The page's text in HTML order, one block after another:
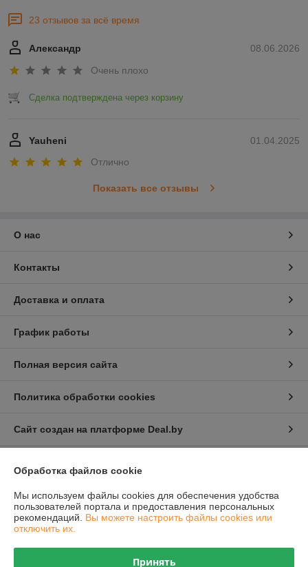
23 отзывов за всё время
08.06.2026
Александр
Очень плохо
Сделка подтверждена через корзину
01.04.2025
Yauheni
Отлично
Показать все отзывы
О нас
Контакты
Доставка и оплата
График работы
Полная версия сайта
Политика обработки cookies
Сайт создан на платформе Deal.by
Информация для покупателя
Юридическое лицо:Общество с ограниченной ответственностью
"Проектатек"
220090,г .Минск., ул.Олешева д.1
Обработка файлов cookie
Мы используем файлы cookies для обеспечения удобства
пользователей портала и предоставления персональных
рекомендаций. Вы можете настроить файлы cookies или
отключить их.
Принять